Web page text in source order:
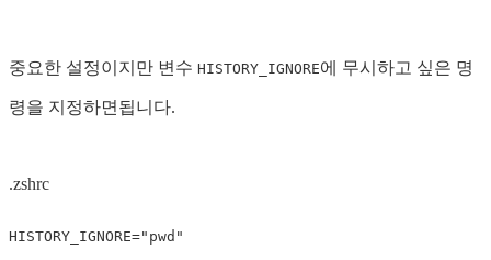
중요한 설정이지만 변수 HISTORY_IGNORE에 무시하고 싶은 명
령을 지정하면됩니다.
.zshrc
HISTORY_IGNORE="pwd"